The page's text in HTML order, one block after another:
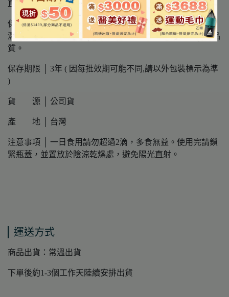
直接滴入口中，或加入開水飲用
保存方法 │ 請置於室內陰涼處，避免陽光直射、高溫及潮
濕環境。開封後請儘量於18個月內使用完畢，以確保產品品
質。
保存期限 │ 3年 ( 因每批效期可能不同,請以外包裝標示為準
)
貨 源 │ 公司貨
產 地 │ 台灣
注意事項 │ 一日食用請勿超過2滴，多食無益。使用完請鎖
緊瓶蓋，並置放於陰涼乾燥處，避免陽光直射。
運送方式
商品出貨：常溫出貨
下單後約1-3個工作天陸續安排出貨